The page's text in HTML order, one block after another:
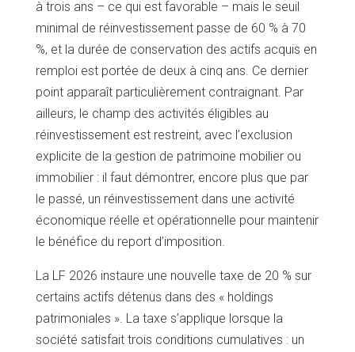
à trois ans – ce qui est favorable – mais le seuil
minimal de réinvestissement passe de 60 % à 70
%, et la durée de conservation des actifs acquis en
remploi est portée de deux à cinq ans. Ce dernier
point apparaît particulièrement contraignant. Par
ailleurs, le champ des activités éligibles au
réinvestissement est restreint, avec l’exclusion
explicite de la gestion de patrimoine mobilier ou
immobilier : il faut démontrer, encore plus que par
le passé, un réinvestissement dans une activité
économique réelle et opérationnelle pour maintenir
le bénéfice du report d’imposition.
La LF 2026 instaure une nouvelle taxe de 20 % sur
certains actifs détenus dans des « holdings
patrimoniales ». La taxe s’applique lorsque la
société satisfait trois conditions cumulatives : un